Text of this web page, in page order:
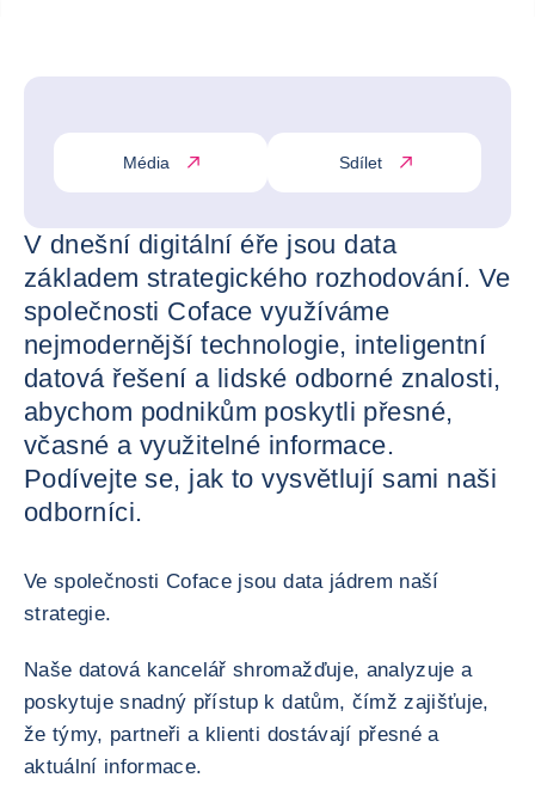
Média Sdílet
V dnešní digitální éře jsou data
základem strategického rozhodování. Ve
společnosti Coface využíváme
nejmodernější technologie, inteligentní
datová řešení a lidské odborné znalosti,
abychom podnikům poskytli přesné,
včasné a využitelné informace.
Podívejte se, jak to vysvětlují sami naši
odborníci.
Ve společnosti Coface jsou data jádrem naší
strategie.
Naše datová kancelář shromažďuje, analyzuje a
poskytuje snadný přístup k datům, čímž zajišťuje,
že týmy, partneři a klienti dostávají přesné a
aktuální informace.